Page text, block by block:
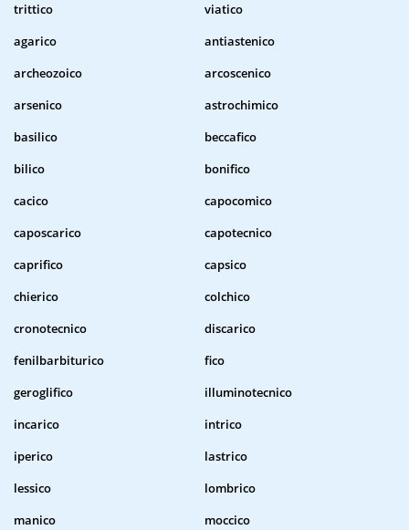
trittico
viatico
agarico
antiastenico
archeozoico
arcoscenico
arsenico
astrochimico
basilico
beccafico
bilico
bonifico
cacico
capocomico
caposcarico
capotecnico
caprifico
capsico
chierico
colchico
cronotecnico
discarico
fenilbarbiturico
fico
geroglifico
illuminotecnico
incarico
intrico
iperico
lastrico
lessico
lombrico
manico
moccico